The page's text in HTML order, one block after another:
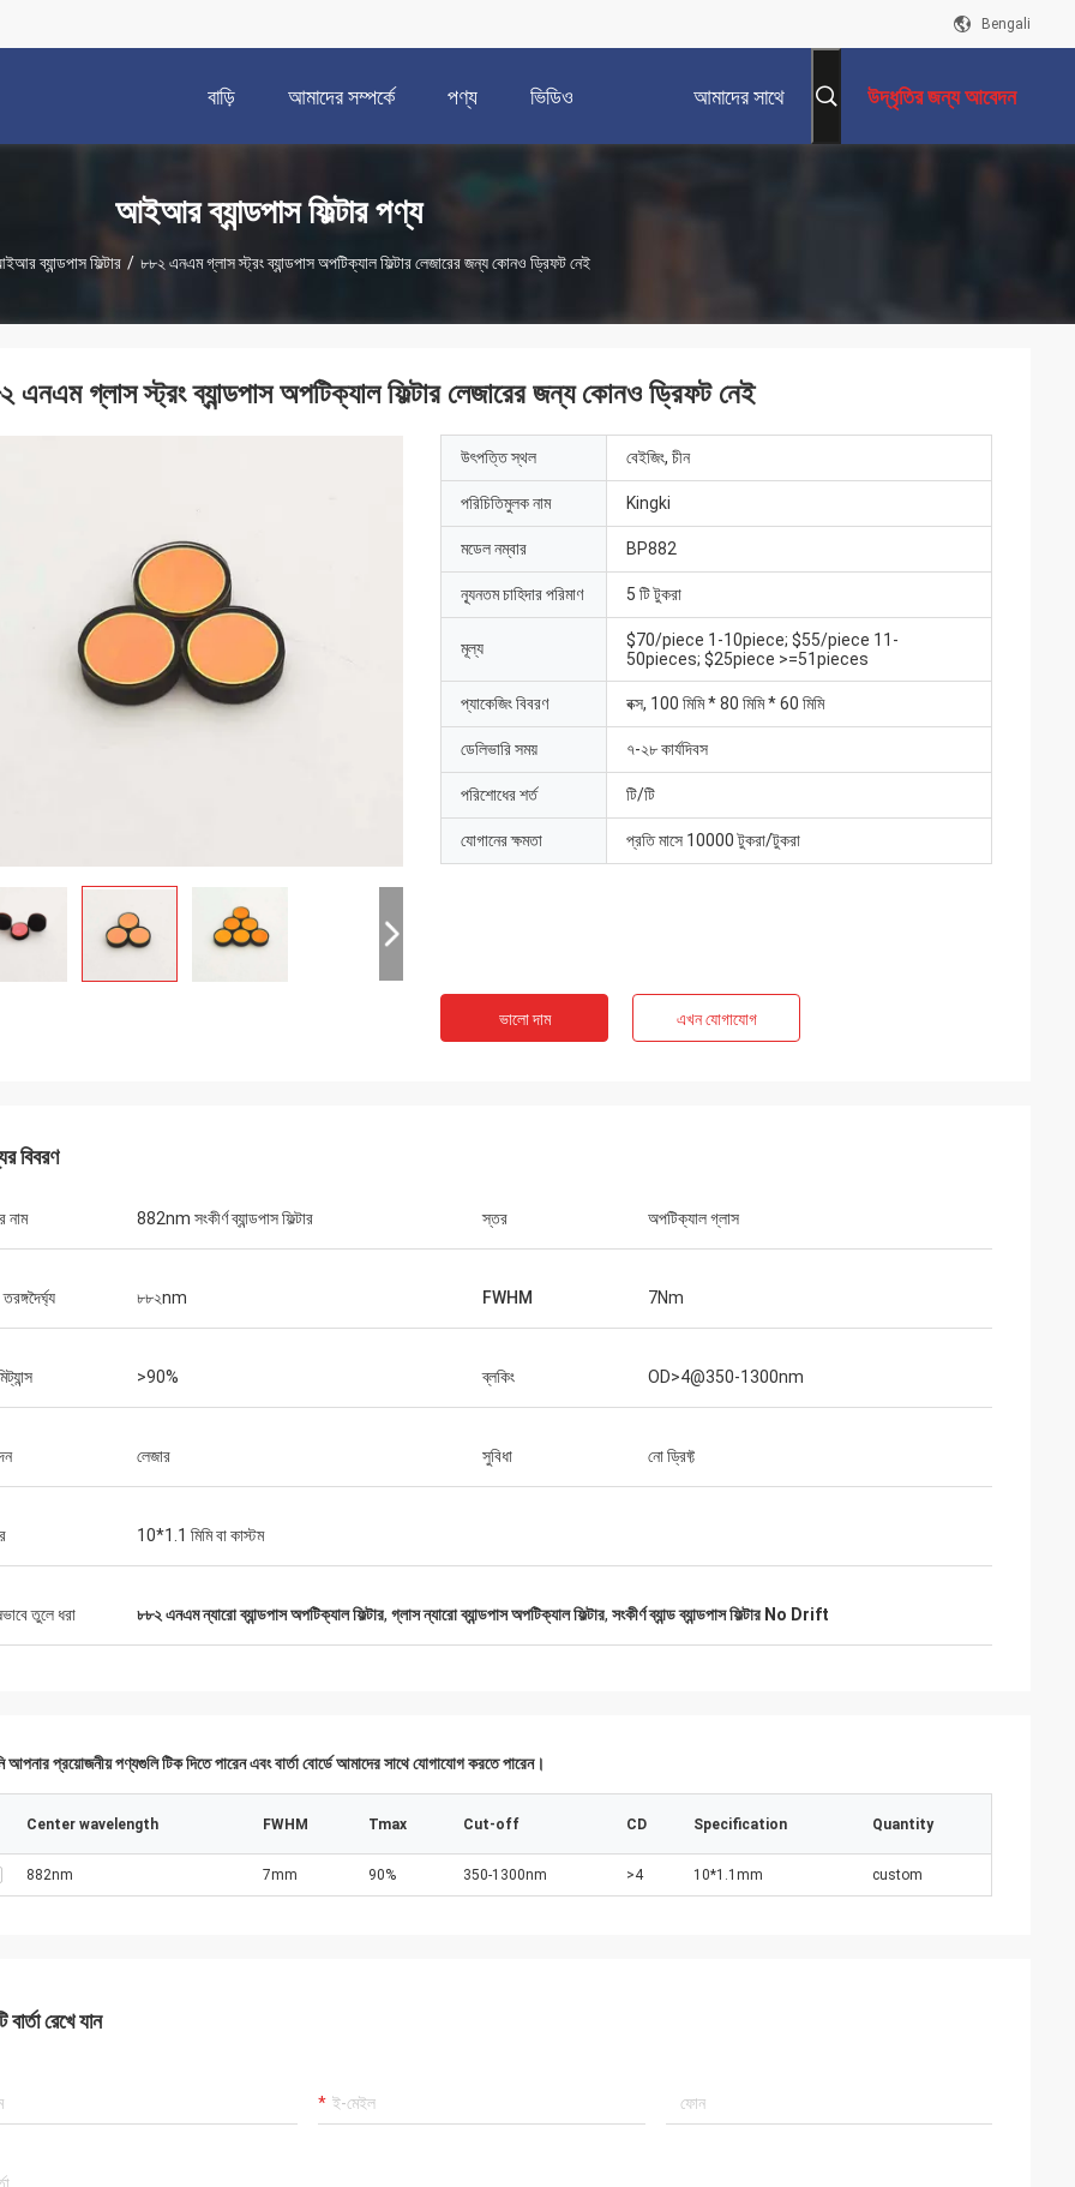
Bengali
বাড়ি আমাদের সম্পর্কে পণ্য ভিডিও আমাদের সাথে উদ্ধৃতির জন্য আবেদন
আইআর ব্যান্ডপাস ফিল্টার পণ্য
ব্যান্ডপাস ফিল্টার / ৮৮২ এনএম গ্লাস স্ট্রং ব্যান্ডপাস অপটিক্যাল ফিল্টার লেজারের জন্য কোনও ড্রিফট নেই
এনএম গ্লাস স্ট্রং ব্যান্ডপাস অপটিক্যাল ফিল্টার লেজারের জন্য কোনও ড্রিফট নেই
উৎপত্তি স্থল বেইজিং, চীন
পরিচিতিমুলক নাম Kingki
মডেল নম্বার BP882
ন্যূনতম চাহিদার পরিমাণ 5 টি টুকরা
মূল্য
$70/piece 1-10piece; $55/piece 11-
50pieces; $25piece >=51pieces
প্যাকেজিং বিবরণ বক্স, 100 মিমি * 80 মিমি * 60 মিমি
ডেলিভারি সময় ৭-২৮ কার্যদিবস
পরিশোধের শর্ত টি/টি
যোগানের ক্ষমতা প্রতি মাসে 10000 টুকরা/টুকরা
ভালো দাম এখন যোগাযোগ
বিবরণ
নাম 882nm সংকীর্ণ ব্যান্ডপাস ফিল্টার স্তর অপটিক্যাল গ্লাস
৮৮২nm FWHM 7Nm
>90% ব্লকিং OD>4@350-1300nm
লেজার সুবিধা নো ড্রিফ্ট
10*1.1 মিমি বা কাস্টম
তুলে ধরা ৮৮২ এনএম ন্যারো ব্যান্ডপাস অপটিক্যাল ফিল্টার, গ্লাস ন্যারো ব্যান্ডপাস অপটিক্যাল ফিল্টার, সংকীর্ণ ব্যান্ড ব্যান্ডপাস ফিল্টার No Drift
প্রয়োজনীয় পণ্যগুলি টিক দিতে পারেন এবং বার্তা বোর্ডে আমাদের সাথে যোগাযোগ করতে পারেন।
Center wavelength FWHM Tmax Cut-off CD Specification Quantity
882nm 7mm 90% 350-1300nm >4 10*1.1mm custom
বার্তা রেখে যান